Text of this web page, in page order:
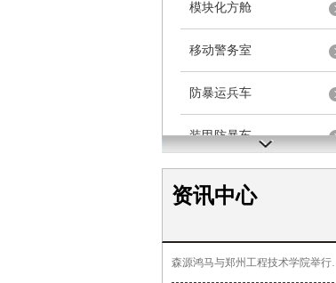
模块化方舱
移动警务室
防暴运兵车
装甲防暴车
无人机指挥车
资讯中心
森源鸿马与郑州